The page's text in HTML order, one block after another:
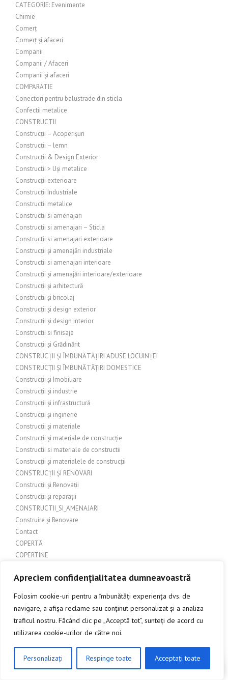
Apreciem confidențialitatea dumneavoastră
Folosim cookie-uri pentru a îmbunătăți experiența dvs. de
navigare, a afișa reclame sau conținut personalizat și a analiza
traficul nostru. Făcând clic pe „Acceptă tot”, sunteți de acord cu
utilizarea cookie-urilor de către noi.
Personalizați Respinge toate Acceptați toate
CATEGORIE: Evenimente
Chimie
Comerț
Comerț și afaceri
Companii
Companii / Afaceri
Companii și afaceri
COMPARATIE
Conectori pentru balustrade din sticla
Confectii metalice
CONSTRUCTII
Construcții – Acoperișuri
Construcții – lemn
Construcții & Design Exterior
Constructii > Uși metalice
Construcții exterioare
Construcții Industriale
Constructii metalice
Constructii si amenajari
Constructii si amenajari – Sticla
Constructii si amenajari exterioare
Construcții și amenajări industriale
Constructii si amenajari interioare
Construcții și amenajări interioare/exterioare
Construcții și arhitectură
Constructii și bricolaj
Construcții și design exterior
Construcții și design interior
Constructii si finisaje
Construcții și Grădinărit
CONSTRUCȚII ȘI ÎMBUNĂTĂȚIRI ADUSE LOCUINȚEI
CONSTRUCȚII ȘI ÎMBUNĂTĂȚIRI DOMESTICE
Construcții și Imobiliare
Construcții și industrie
Construcții și infrastructură
Construcții și inginerie
Construcții și materiale
Construcții și materiale de construcție
Constructii si materiale de constructii
Construcții și materialele de construcții
CONSTRUCȚII ȘI RENOVĂRI
Construcții și Renovații
Construcții și reparații
CONSTRUCTII_SI_AMENAJARI
Construire și Renovare
Contact
COPERTĂ
COPERTINE
Copertine exterioare
Copertine pentru Balcon si Geam CoDa
Copertine retractabile
COPERTINE RETRAIBILE
Copertine și materiale pentru terase
Copertine și pergole
Copertine si prelate
Copertine Usa Intrare
CLICK AICI PENTRU A DISCUTA